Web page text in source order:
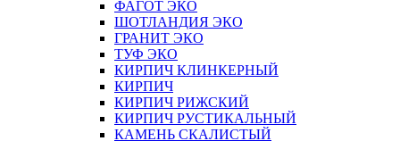
ФАГОТ ЭКО
ШОТЛАНДИЯ ЭКО
ГРАНИТ ЭКО
ТУФ ЭКО
КИРПИЧ КЛИНКЕРНЫЙ
КИРПИЧ
КИРПИЧ РИЖСКИЙ
КИРПИЧ РУСТИКАЛЬНЫЙ
КАМЕНЬ СКАЛИСТЫЙ